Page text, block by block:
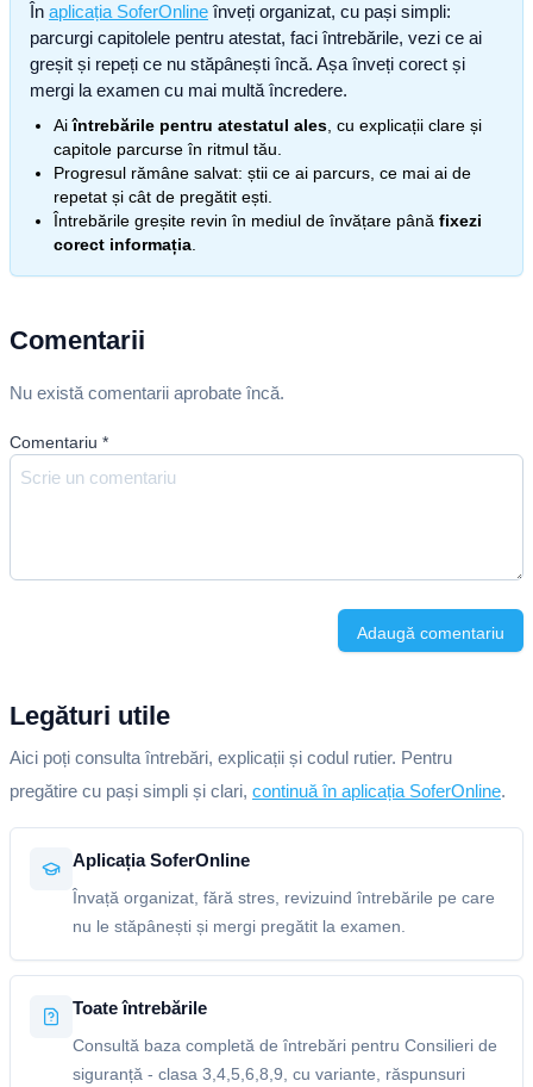
În aplicația SoferOnline înveți organizat, cu pași simpli:
parcurgi capitolele pentru atestat, faci întrebările, vezi ce ai
greșit și repeți ce nu stăpânești încă. Așa înveți corect și
mergi la examen cu mai multă încredere.
Aiîntrebările pentru atestatul ales , cu explicații clare și
capitole parcurse în ritmul tău.
Progresul rămâne salvat: știi ce ai parcurs, ce mai ai de
repetat și cât de pregătit ești.
Întrebările greșite revin în mediul de învățare până fixezi
corect informația
Comentarii
Nu există comentarii aprobate încă.
Comentariu *
Adaugă comentariu
Legături utile
Aici poți consulta întrebări, explicații și codul rutier. Pentru
pregătire cu pași simpli și clari, continuă în aplicația SoferOnline.
Aplicația SoferOnline
Învață organizat, fără stres, revizuind întrebările pe care
nu le stăpânești și mergi pregătit la examen.
Toate întrebările
Consultă baza completă de întrebări pentru Consilieri de
siguranță - clasa 3,4,5,6,8,9, cu variante, răspunsuri